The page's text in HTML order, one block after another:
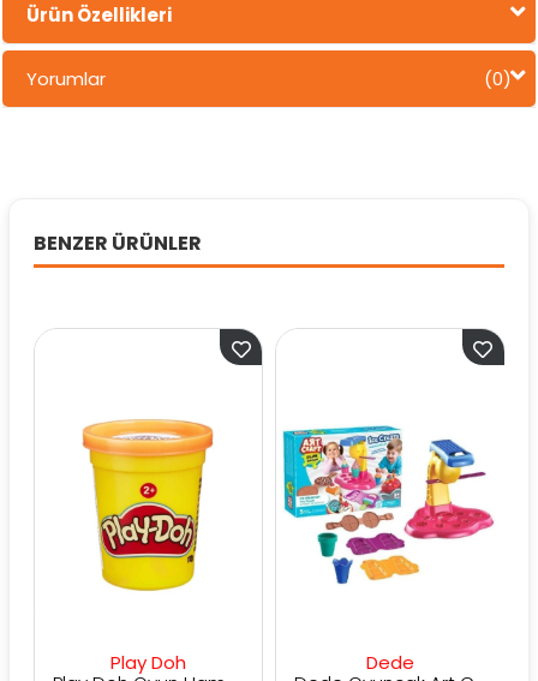
Ürün Özellikleri
Yorumlar (0)
BENZER ÜRÜNLER
Play Doh
Dede